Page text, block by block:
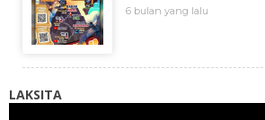
6 bulan yang lalu
LAKSITA